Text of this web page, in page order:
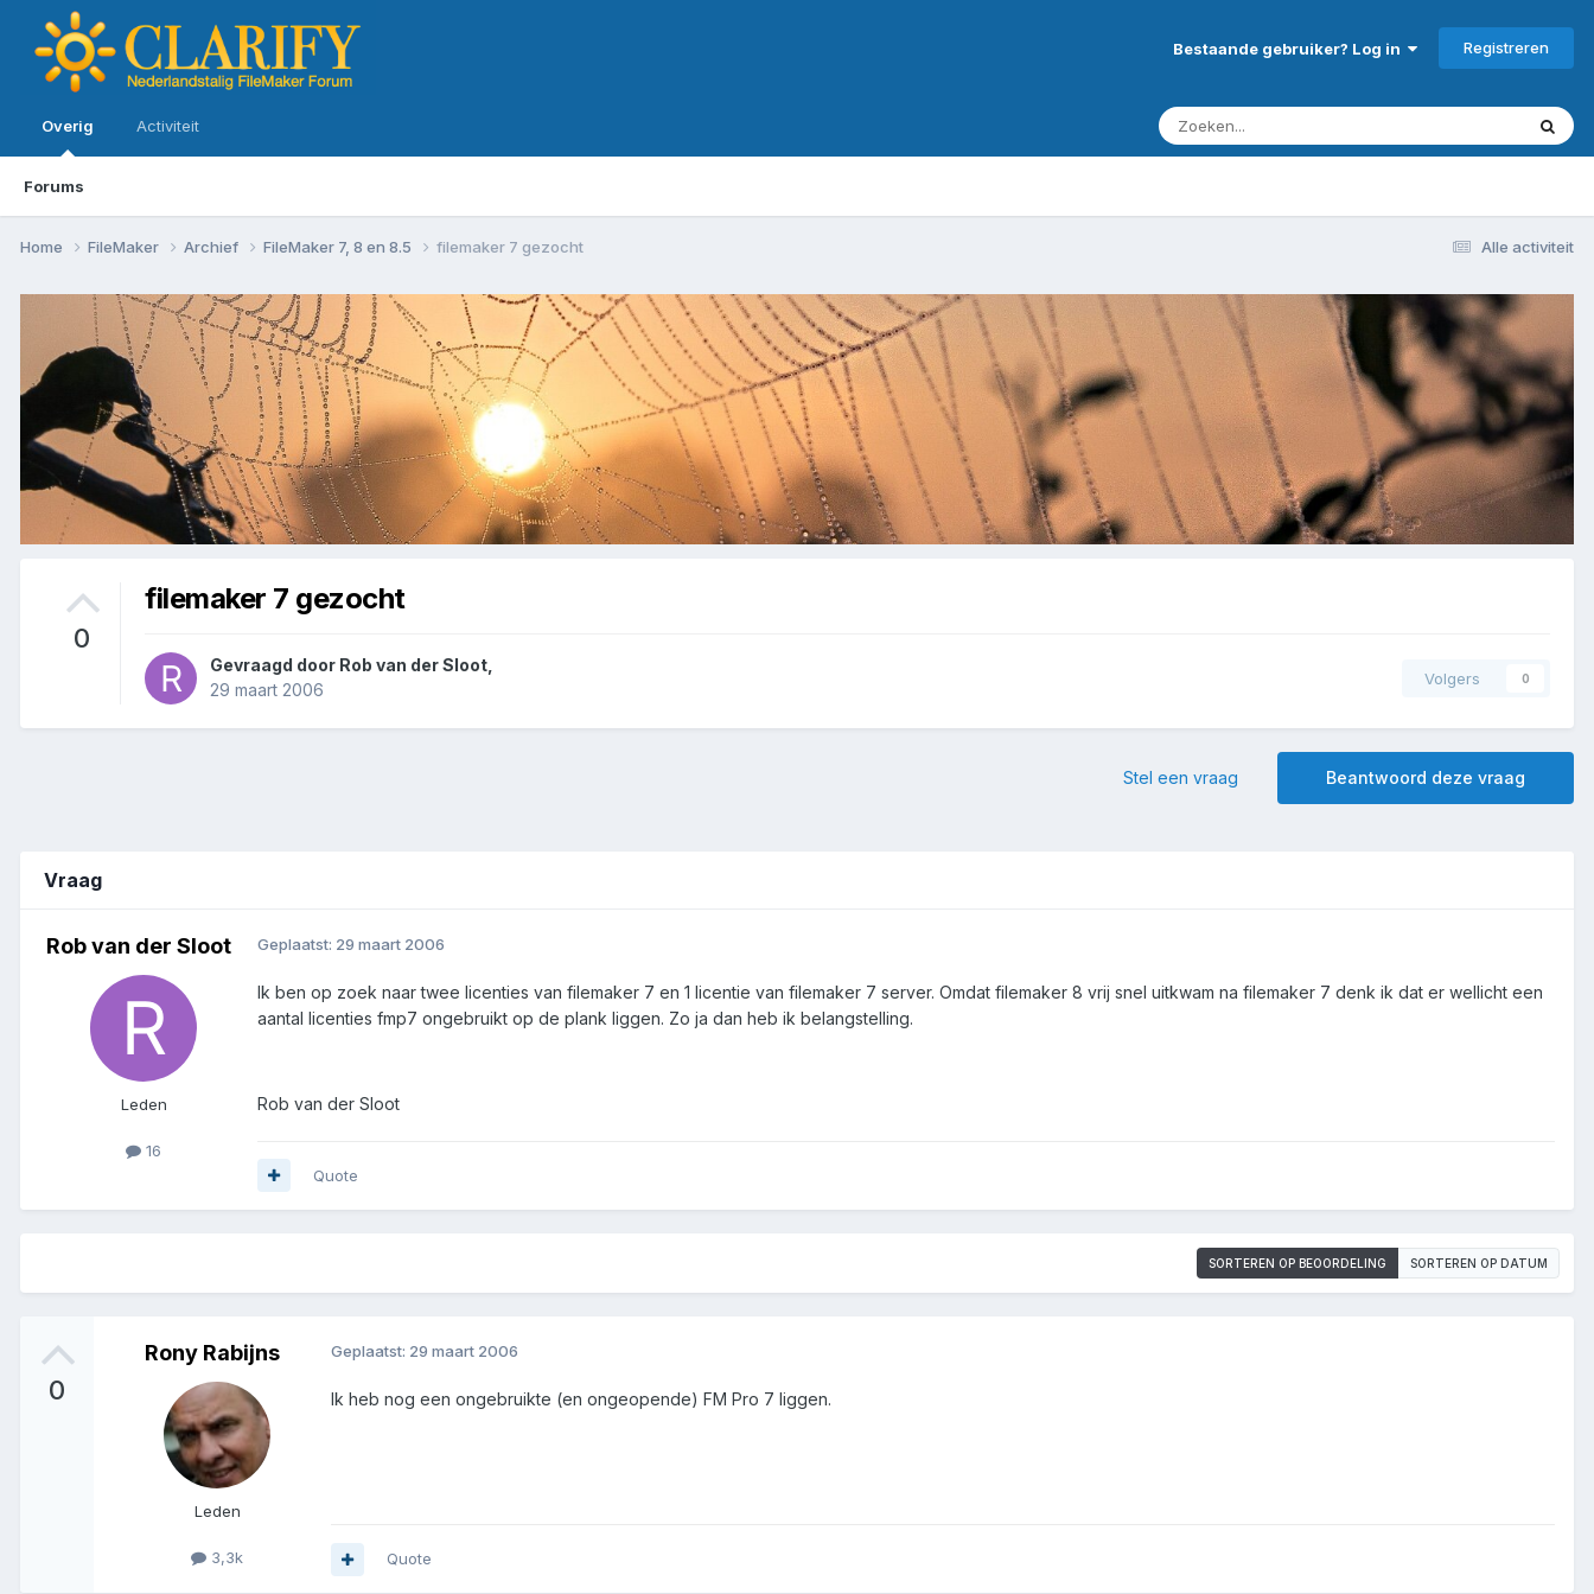
Bestaande gebruiker? Log in Registreren
Overig
Forums
Activiteit
Alle activiteit
Home FileMaker Archief FileMaker 7, 8 en 8.5 filemaker 7 gezocht
0
filemaker 7 gezocht
Gevraagd door Rob van der Sloot
29 maart 2006
Volgers 0
Beantwoord deze vraag
Stel een vraag
Vraag
Rob van der Sloot
Leden
16
Geplaatst: 29 maart 2006
Ik ben op zoek naar twee licenties van filemaker 7 en 1 licentie van filemaker 7 server. Omdat filemaker 8 vrij snel uitkwam na filemaker 7 denk ik dat er wellicht een
aantal licenties fmp7 ongebruikt op de plank liggen. Zo ja dan heb ik belangstelling.
Rob van der Sloot
Quote
SORTEREN OP BEOORDELING SORTEREN OP DATUM
0
Rony Rabijns
Leden
3,3k
Geplaatst: 29 maart 2006
Ik heb nog een ongebruikte (en ongeopende) FM Pro 7 liggen.
Quote